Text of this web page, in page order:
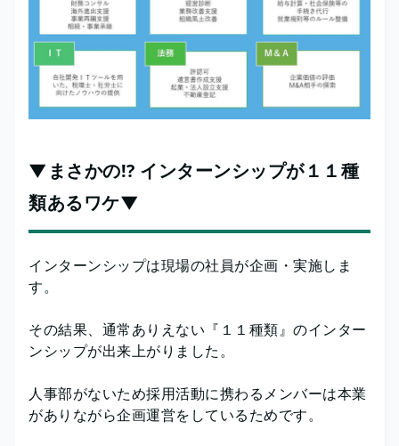
▼まさかの!? インターンシップが１１種
類あるワケ▼
インターンシップは現場の社員が企画・実施しま
す。
その結果、通常ありえない『１１種類』のインター
ンシップが出来上がりました。
人事部がないため採用活動に携わるメンバーは本業
がありながら企画運営をしているためです。